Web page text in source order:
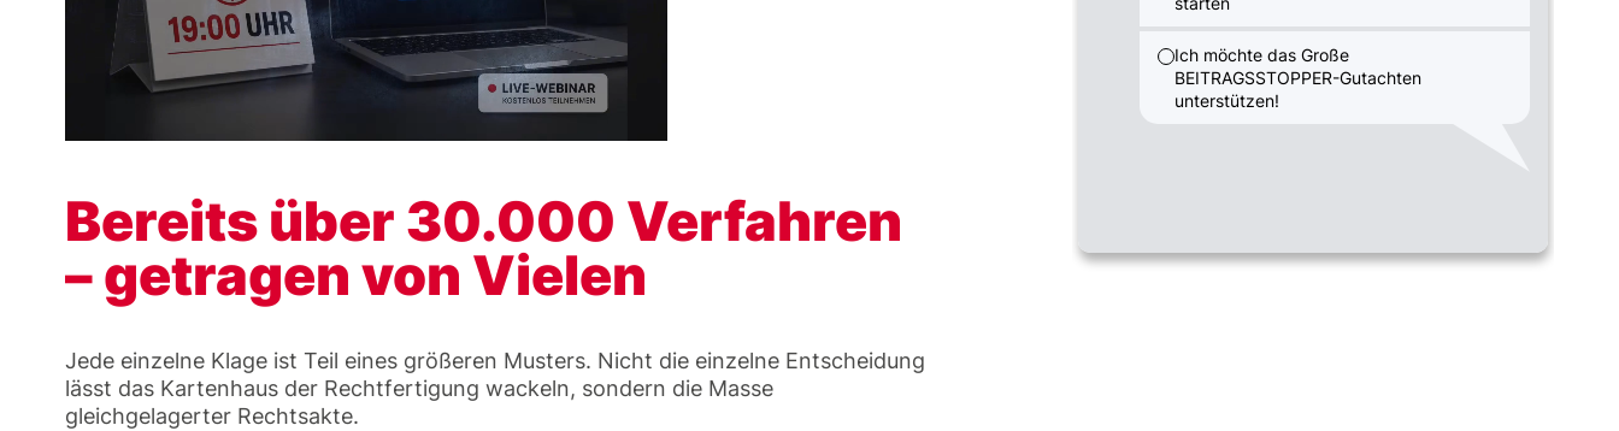
Bereits über 30.000 Verfahren
– getragen von Vielen
Jede einzelne Klage ist Teil eines größeren Musters. Nicht die einzelne Entscheidung
lässt das Kartenhaus der Rechtfertigung wackeln, sondern die Masse
gleichgelagerter Rechtsakte.